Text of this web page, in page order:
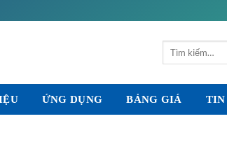
Tìm
ỨNG DỤNG BẢNG GIÁ TIN